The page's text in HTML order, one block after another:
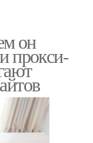
он
прокси-